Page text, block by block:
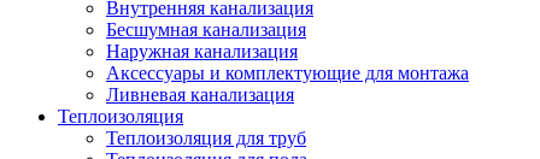
Внутренняя канализация
Бесшумная канализация
Наружная канализация
Аксессуары и комплектующие для монтажа
Ливневая канализация
Теплоизоляция
Теплоизоляция для труб